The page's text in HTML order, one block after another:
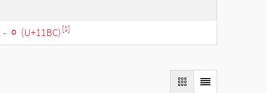
- ᆼ (U+11BC) [1]